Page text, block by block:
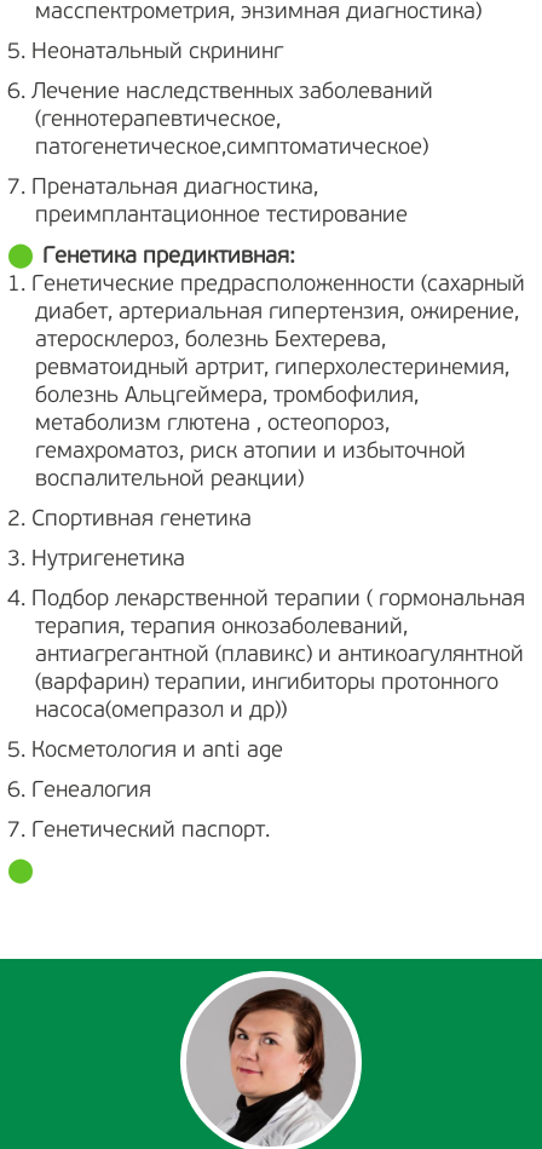
масспектрометрия, энзимная диагностика)
5. Неонатальный скрининг
6. Лечение наследственных заболеваний
(геннотерапевтическое,
патогенетическое,симптоматическое)
7. Пренатальная диагностика,
преимплантационное тестирование
Генетика предиктивная:
1. Генетические предрасположенности (сахарный
диабет, артериальная гипертензия, ожирение,
атеросклероз, болезнь Бехтерева,
ревматоидный артрит, гиперхолестеринемия,
болезнь Альцгеймера, тромбофилия,
метаболизм глютена , остеопороз,
гемахроматоз, риск атопии и избыточной
воспалительной реакции)
2. Спортивная генетика
3. Нутригенетика
4. Подбор лекарственной терапии ( гормональная
терапия, терапия онкозаболеваний,
антиагрегантной (плавикс) и антикоагулянтной
(варфарин) терапии, ингибиторы протонного
насоса(омепразол и др))
5. Косметология и anti age
6. Генеалогия
7. Генетический паспорт.